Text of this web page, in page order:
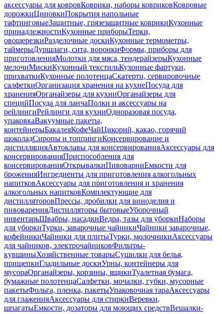
аксессуары для ковровКоврики, наборы ковриковКовровые
дорожкиЦиновкиПокрытия напольные
тафтинговыеЗащитные, грязезащитные коврикиКухонные
принадлежностиКухонные приборыТерки,
овощерезкиРазделочные доскиКухонные термометры,
таймерыДуршлаги, сита, воронкиФормы, приборы для
приготовленияМолотки для мяса, тендерайзерыКухонные
мелочиМискиКухонный текстильКухонные фартуки,
прихваткиКухонные полотенцаСкатерти, сервировочные
салфеткиОрганизация хранения на кухнеПосуда для
храненияОрганайзеры для кухниОрганайзеры для
специйПосуда для ланчаПолки и аксессуары на
рейлингиРейлинги для кухниОдноразовая посуда,
упаковкаВакуумные пакеты,
контейнерыБакалеяКофеЧайЦикорий, какао, горячий
шоколадСиропы и топпингиКонсервирование и
дистилляцияАвтоклавы для консервированияАксессуары для
консервированияПриспособления для
консервированияОткрывалкиПивоварниЕмкости для
броженияИнгредиенты для приготовления алкогольных
напитковАксессуары для приготовления и хранения
алкогольных напитковКомплектующие для
дистилляторовПрессы, дробилки для виноделия и
пивоваренияДистилляторы бытовыеУборочный
инвентарьШвабры, насадкиВедра, тазы для уборкиНаборы
для уборкиТурки, заварочные чайникиЧайники заварочные,
кофейникиЧайники для плитыТурки, молочникиАксессуары
для чайников, электрочайниковФильтры-
кувшиныХозяйственные товарыСушилки для белья,
прищепкиГладильные доскиУрны, контейнеры для
мусораОрганайзеры, корзины, ящикиТуалетная бумага,
бумажные полотенцаСалфетки, мочалки, губки, мусорные
пакетыФольга, пленка, пакетыУпаковочная тараАксессуары
для глаженияАксессуары для стиркиВеревки,
шпагатыЕмкости, дозаторы для моющих средствВешалки-